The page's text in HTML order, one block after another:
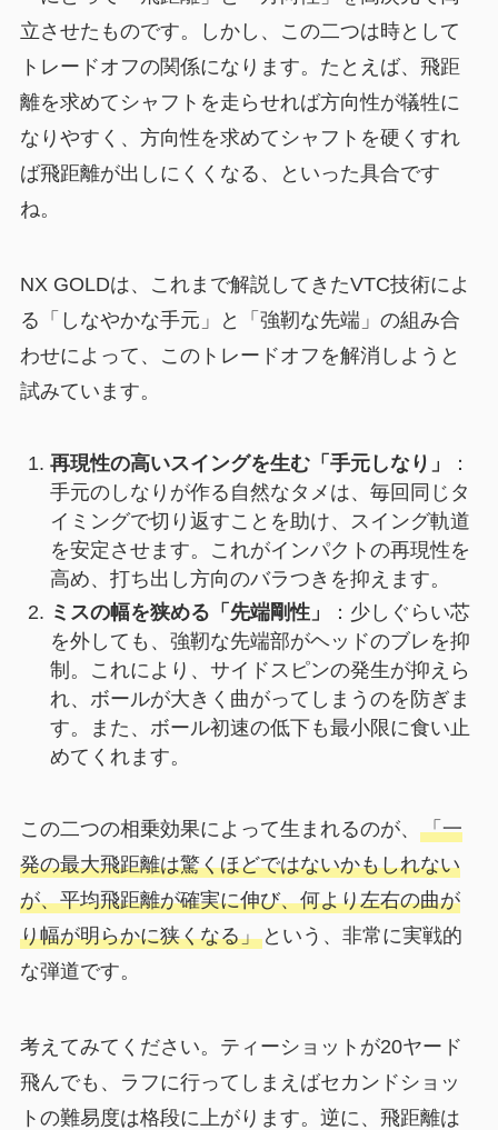
立させたものです。しかし、この二つは時として
トレードオフの関係になります。たとえば、飛距
離を求めてシャフトを走らせれば方向性が犠牲に
なりやすく、方向性を求めてシャフトを硬くすれ
ば飛距離が出しにくくなる、といった具合です
ね。
NX GOLDは、これまで解説してきたVTC技術によ
る「しなやかな手元」と「強靭な先端」の組み合
わせによって、このトレードオフを解消しようと
試みています。
再現性の高いスイングを生む「手元しなり」
：
手元のしなりが作る自然なタメは、毎回同じタ
イミングで切り返すことを助け、スイング軌道
を安定させます。これがインパクトの再現性を
高め、打ち出し方向のバラつきを抑えます。
ミスの幅を狭める「先端剛性」
：少しぐらい芯
を外しても、強靭な先端部がヘッドのブレを抑
制。これにより、サイドスピンの発生が抑えら
れ、ボールが大きく曲がってしまうのを防ぎま
す。また、ボール初速の低下も最小限に食い止
めてくれます。
この二つの相乗効果によって生まれるのが、 「一
発の最大飛距離は驚くほどではないかもしれない
が、平均飛距離が確実に伸び、何より左右の曲が
り幅が明らかに狭くなる」という、非常に実戦的
な弾道です。
考えてみてください。ティーショットが20ヤード
飛んでも、ラフに行ってしまえばセカンドショッ
トの難易度は格段に上がります。逆に、飛距離は